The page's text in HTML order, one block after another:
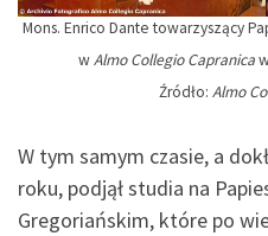
Mons. Enrico Dante towarzyszący
wAlmo Collegio Capranica
Źródło: Almo
W tym samym czasie, a
roku, podjął studia na
Gregoriańskim, które po